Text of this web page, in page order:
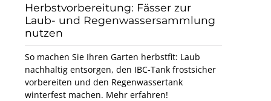
Herbstvorbereitung: Fässer zur
Laub- und Regenwassersammlung
nutzen
So machen Sie Ihren Garten herbstfit: Laub
nachhaltig entsorgen, den IBC-Tank frostsicher
vorbereiten und den Regenwassertank
winterfest machen. Mehr erfahren!